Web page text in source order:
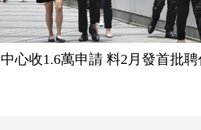
心收1.6萬申請 料2月發首批